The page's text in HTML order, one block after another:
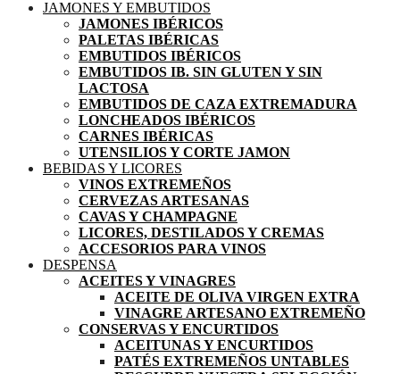
JAMONES Y EMBUTIDOS
JAMONES IBÉRICOS
PALETAS IBÉRICAS
EMBUTIDOS IBÉRICOS
EMBUTIDOS IB. SIN GLUTEN Y SIN
LACTOSA
EMBUTIDOS DE CAZA EXTREMADURA
LONCHEADOS IBÉRICOS
CARNES IBÉRICAS
UTENSILIOS Y CORTE JAMON
BEBIDAS Y LICORES
VINOS EXTREMEÑOS
CERVEZAS ARTESANAS
CAVAS Y CHAMPAGNE
LICORES, DESTILADOS Y CREMAS
ACCESORIOS PARA VINOS
DESPENSA
ACEITES Y VINAGRES
ACEITE DE OLIVA VIRGEN EXTRA
VINAGRE ARTESANO EXTREMEÑO
CONSERVAS Y ENCURTIDOS
ACEITUNAS Y ENCURTIDOS
PATÉS EXTREMEÑOS UNTABLES